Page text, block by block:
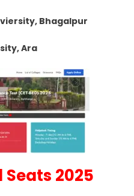
Bhagalpur
Ara
Seats 2025